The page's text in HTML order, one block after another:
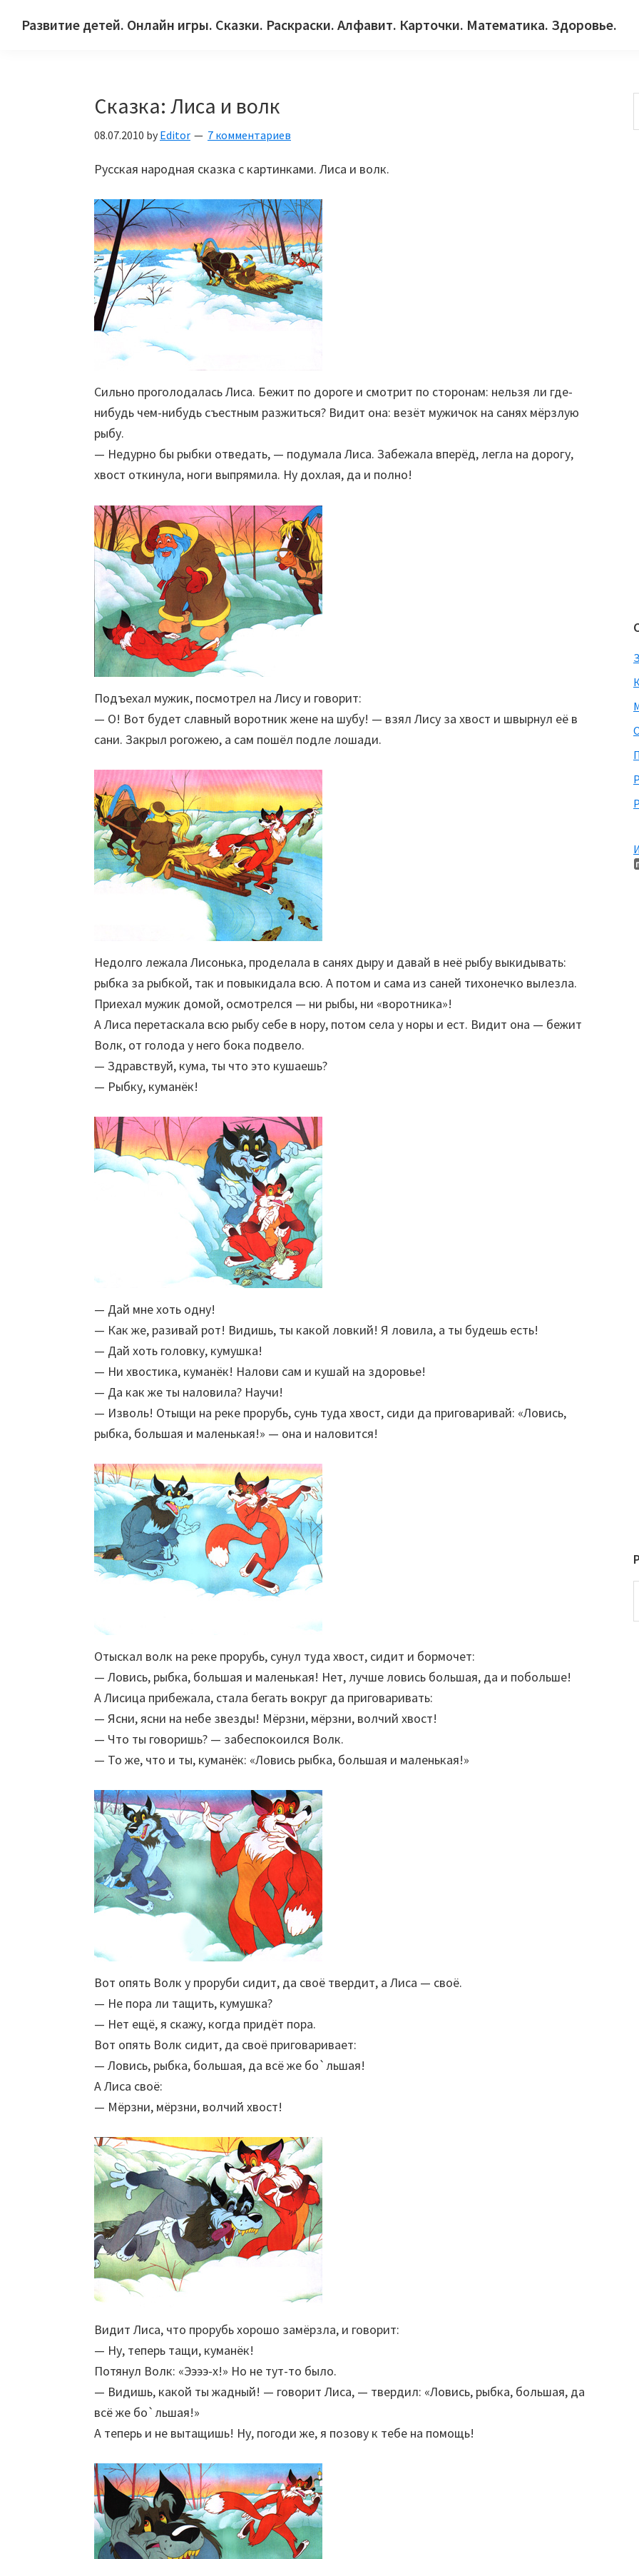
Развитие детей. Онлайн игры. Сказки. Раскраски. Алфавит. Карточки. Математика. Здоровье.
Сказка: Лиса и волк
08.07.2010 by Editor 7 комментариев
Русская народная сказка с картинками. Лиса и волк.
Сильно проголодалась Лиса. Бежит по дороге и смотрит по сторонам: нельзя ли где-
нибудь чем-нибудь съестным разжиться? Видит она: везёт мужичок на санях мёрзлую
рыбу.
— Недурно бы рыбки отведать, — подумала Лиса. Забежала вперёд, легла на дорогу,
хвост откинула, ноги выпрямила. Ну дохлая, да и полно!
Подъехал мужик, посмотрел на Лису и говорит:
— О! Вот будет славный воротник жене на шубу! — взял Лису за хвост и швырнул её в
сани. Закрыл рогожею, а сам пошёл подле лошади.
Недолго лежала Лисонька, проделала в санях дыру и давай в неё рыбу выкидывать:
рыбка за рыбкой, так и повыкидала всю. А потом и сама из саней тихонечко вылезла.
Приехал мужик домой, осмотрелся — ни рыбы, ни «воротника»!
А Лиса перетаскала всю рыбу себе в нору, потом села у норы и ест. Видит она — бежит
Волк, от голода у него бока подвело.
— Здравствуй, кума, ты что это кушаешь?
— Рыбку, куманёк!
— Дай мне хоть одну!
— Как же, разивай рот! Видишь, ты какой ловкий! Я ловила, а ты будешь есть!
— Дай хоть головку, кумушка!
— Ни хвостика, куманёк! Налови сам и кушай на здоровье!
— Да как же ты наловила? Научи!
— Изволь! Отыщи на реке прорубь, сунь туда хвост, сиди да приговаривай: «Ловись,
рыбка, большая и маленькая!» — она и наловится!
Отыскал волк на реке прорубь, сунул туда хвост, сидит и бормочет:
— Ловись, рыбка, большая и маленькая! Нет, лучше ловись большая, да и побольше!
А Лисица прибежала, стала бегать вокруг да приговаривать:
— Ясни, ясни на небе звезды! Мёрзни, мёрзни, волчий хвост!
— Что ты говоришь? — забеспокоился Волк.
— То же, что и ты, куманёк: «Ловись рыбка, большая и маленькая!»
Вот опять Волк у проруби сидит, да своё твердит, а Лиса — своё.
— Не пора ли тащить, кумушка?
— Нет ещё, я скажу, когда придёт пора.
Вот опять Волк сидит, да своё приговаривает:
— Ловись, рыбка, большая, да всё же бо`льшая!
А Лиса своё:
— Мёрзни, мёрзни, волчий хвост!
Видит Лиса, что прорубь хорошо замёрзла, и говорит:
— Ну, теперь тащи, куманёк!
Потянул Волк: «Ээээ-х!» Но не тут-то было.
— Видишь, какой ты жадный! — говорит Лиса, — твердил: «Ловись, рыбка, большая, да
всё же бо`льшая!»
A теперь и не вытащишь! Ну, погоди же, я позову к тебе на помощь!